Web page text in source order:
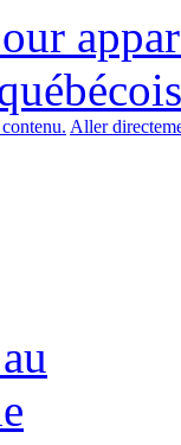
Aller